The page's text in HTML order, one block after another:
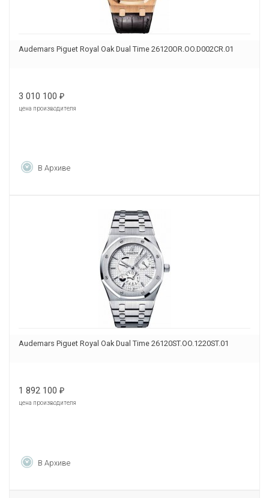
Audemars Piguet Royal Oak Dual Time 26120OR.OO.D002CR.01
3 010 100 ₽
цена производителя
В Архиве
Audemars Piguet Royal Oak Dual Time 26120ST.OO.1220ST.01
1 892 100 ₽
цена производителя
В Архиве